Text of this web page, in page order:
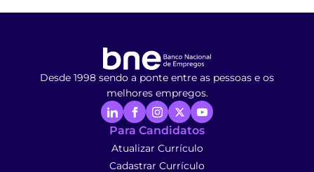
Desde 1998 sendo a ponte entre as pessoas e os
melhores empregos.
Para Candidatos
Atualizar Currículo
Cadastrar Currículo